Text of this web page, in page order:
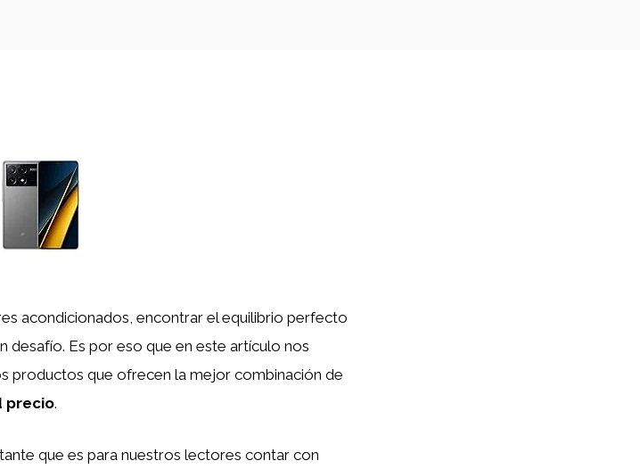
acondicionados, encontrar el equilibrio perfecto
desafío. Es por eso que en este artículo nos
productos que ofrecen la mejor combinación de
precio.
que es para nuestros lectores contar con